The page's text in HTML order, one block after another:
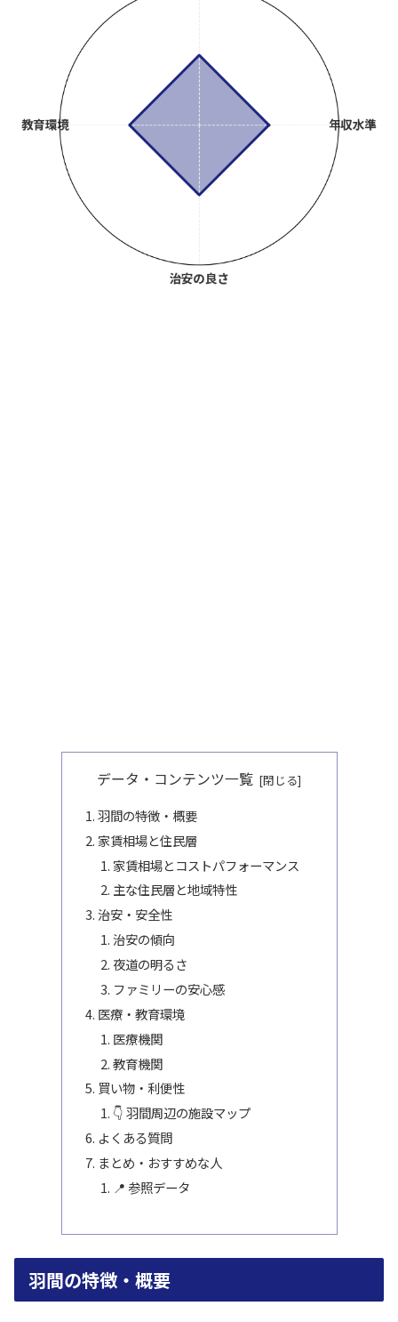
データ・コンテンツ一覧
羽間の特徴・概要
家賃相場と住民層
家賃相場とコストパフォーマンス
主な住民層と地域特性
治安・安全性
治安の傾向
夜道の明るさ
ファミリーの安心感
医療・教育環境
医療機関
教育機関
買い物・利便性
👇 羽間周辺の施設マップ
よくある質問
まとめ・おすすめな人
📍 参照データ
羽間の特徴・概要